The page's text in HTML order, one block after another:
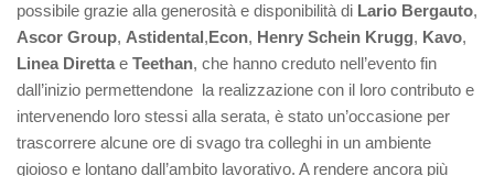
possibile grazie alla generosità e disponibilità di Lario Bergauto,
Ascor Group, Astidental,Econ, Henry Schein Krugg, Kavo,
Linea Diretta e Teethan, che hanno creduto nell’evento fin
dall’inizio permettendone la realizzazione con il loro contributo e
intervenendo loro stessi alla serata, è stato un’occasione per
trascorrere alcune ore di svago tra colleghi in un ambiente
gioioso e lontano dall’ambito lavorativo. A rendere ancora più